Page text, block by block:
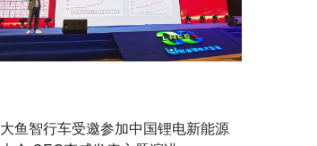
大鱼智行车受邀参加中国锂电新能源